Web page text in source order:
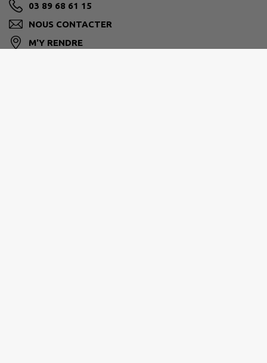
03 89 68 61 15
NOUS CONTACTER
M'Y RENDRE